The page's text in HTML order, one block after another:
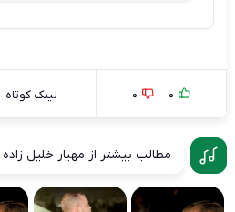
0
0 لینک کوتاه
مطالب بیشتر از مهیار خلیل زاده